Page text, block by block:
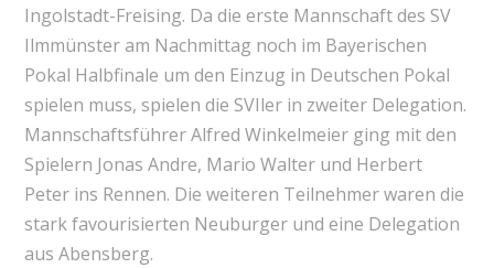
Ingolstadt-Freising. Da die erste Mannschaft des SV
Ilmmünster am Nachmittag noch im Bayerischen
Pokal Halbfinale um den Einzug in Deutschen Pokal
spielen muss, spielen die SVIler in zweiter Delegation.
Mannschaftsführer Alfred Winkelmeier ging mit den
Spielern Jonas Andre, Mario Walter und Herbert
Peter ins Rennen. Die weiteren Teilnehmer waren die
stark favourisierten Neuburger und eine Delegation
aus Abensberg.